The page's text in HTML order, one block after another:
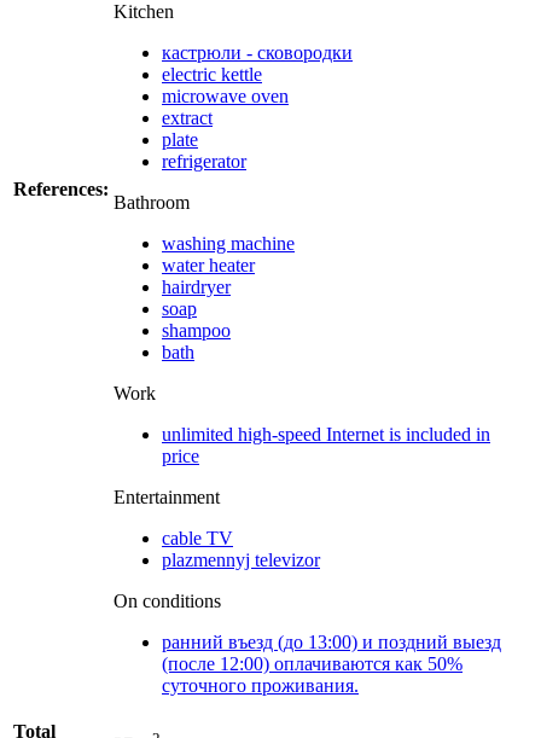
References:
Kitchen
кастрюли - сковородки
electric kettle
microwave oven
extract
plate
refrigerator
Bathroom
washing machine
water heater
hairdryer
soap
shampoo
bath
Work
unlimited high-speed Internet is included in
price
Entertainment
cable TV
plazmennyj televizor
On conditions
ранний въезд (до 13:00) и поздний выезд
(после 12:00) оплачиваются как 50%
суточного проживания.
Total